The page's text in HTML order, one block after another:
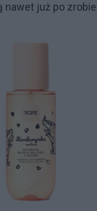
nawet już po